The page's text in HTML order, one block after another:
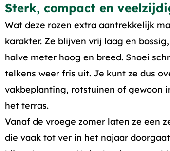
Sterk, compact en
Wat deze rozen extra aantrekkelijk
karakter. Ze blijven vrij laag en
halve meter hoog en breed. Snoei
telkens weer fris uit. Je kunt ze dus
vakbeplanting, rotstuinen of gewoon
het terras.
Vanaf de vroege zomer laten ze een
die vaak tot ver in het najaar